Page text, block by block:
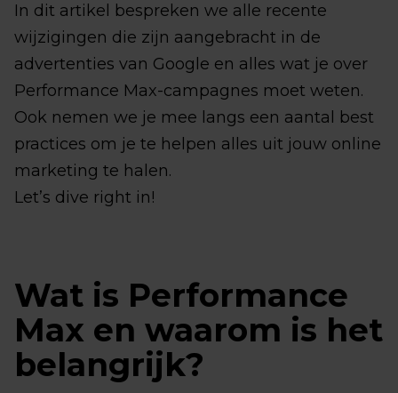
In dit artikel bespreken we alle recente
wijzigingen die zijn aangebracht in de
advertenties van Google en alles wat je over
Performance Max-campagnes moet weten.
Ook nemen we je mee langs een aantal best
practices om je te helpen alles uit jouw online
marketing te halen.
Let’s dive right in!
Wat is Performance
Max en waarom is het
belangrijk?